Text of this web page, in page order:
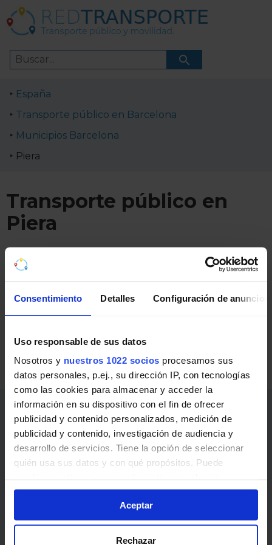
Consentimiento Detalles Configuración de anuncios
Uso responsable de sus datos
Nosotros y nuestros 1022 socios procesamos sus
datos personales, p.ej., su dirección IP, con tecnologías
como las cookies para almacenar y acceder la
información en su dispositivo con el fin de ofrecer
publicidad y contenido personalizados, medición de
publicidad y contenido, investigación de audiencia y
desarrollo de servicios. Tiene la opción de seleccionar
quién usa sus datos y con qué propósitos. Puede
momento desde la Declaración de cookies o clicando en
el Menú de consentimiento.
Si lo permite, también quisiéramos:
Aceptar
Rechazar
España
Transporte público en Barcelona
Municipios Barcelona
Piera
Transporte público en
Piera
Horarios de líneas de transporte público en Piera.
Cómo ir a Piera en transporte público.
Ferrocarriles de Cataluña (FGC)
Barcelona - Plaça de Espanya - Igualada
R60
Barcelona - Plaça de Espanya - Igualada
Enlaces de interés
Abonos, billetes y precios
Noticias y avisos
¿Cómo ir?
Transporte público